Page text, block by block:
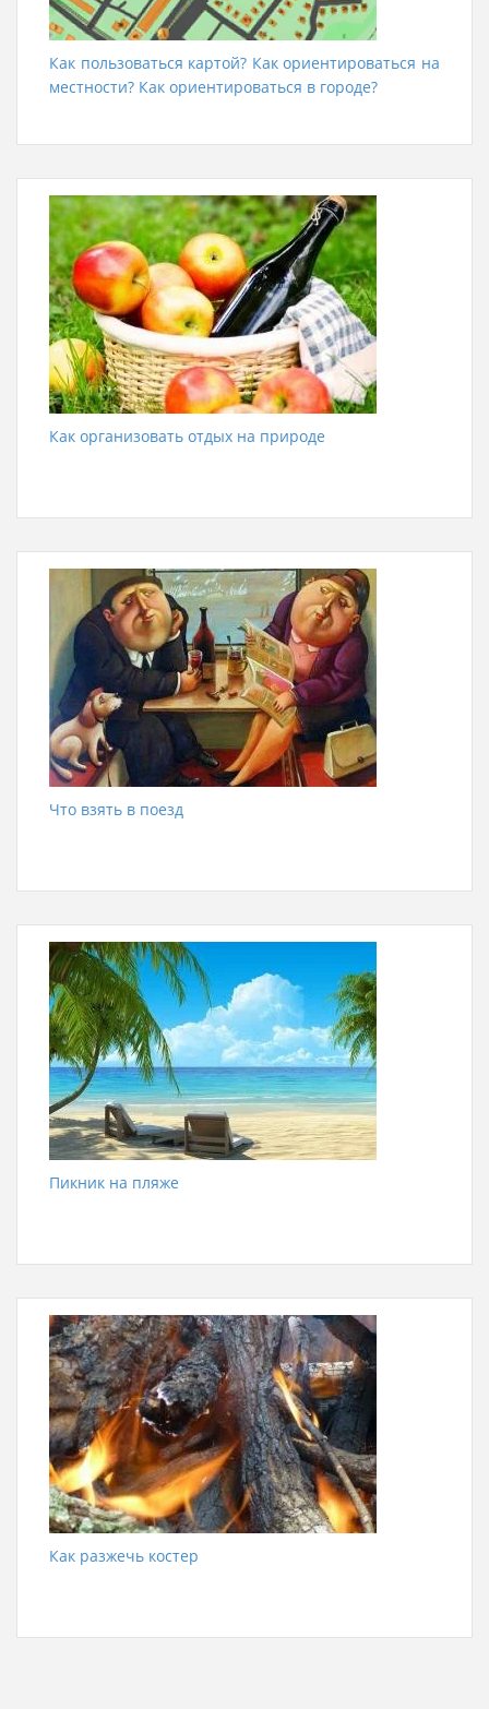
Как пользоваться картой? Как ориентироваться на
местности? Как ориентироваться в городе?
Как организовать отдых на природе
Что взять в поезд
Пикник на пляже
Как разжечь костер